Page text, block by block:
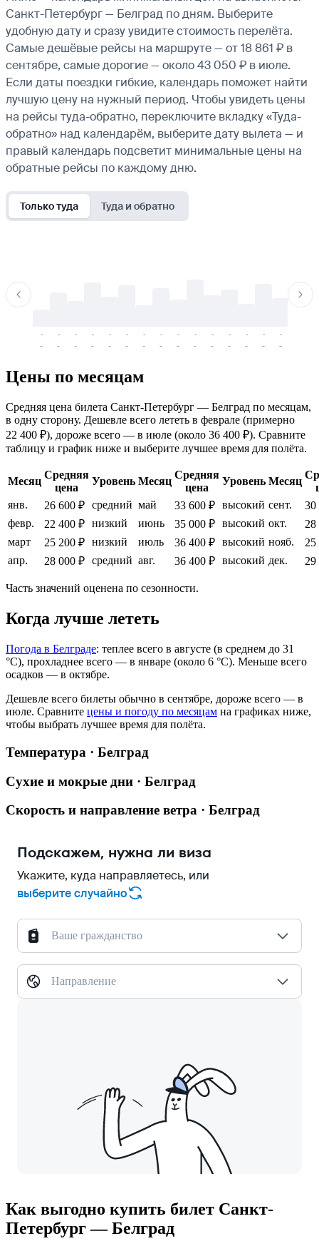
Санкт-Петербург — Белград по дням. Выберите
удобную дату и сразу увидите стоимость перелёта.
Самые дешёвые рейсы на маршруте — от 18 861 ₽ в
сентябре, самые дорогие — около 43 050 ₽ в июле.
Если даты поездки гибкие, календарь поможет найти
лучшую цену на нужный период. Чтобы увидеть цены
на рейсы туда-обратно, переключите вкладку «Туда-
обратно» над календарём, выберите дату вылета — и
правый календарь подсветит минимальные цены на
обратные рейсы по каждому дню.
Только туда Туда и обратно
-
-
-
-
-
-
-
-
-
-
-
-
-
-
-
-
-
-
-
-
-
-
-
-
-
-
-
-
-
-
Цены по месяцам
Средняя цена билета Санкт-Петербург — Белград по месяцам,
в одну сторону. Дешевле всего лететь в феврале (примерно
22 400 ₽), дороже всего — в июле (около 36 400 ₽). Сравните
таблицу и график ниже и выберите лучшее время для полёта.
Месяц
Средняя
цена
Уровень Месяц
Средняя
цена
Уровень Месяц
янв.
26 600 ₽ средний май 33 600 ₽ высокий сент.
30
февр.
22 400 ₽ низкий июнь 35 000 ₽ высокий окт.
28
март
25 200 ₽ низкий июль 36 400 ₽ высокий нояб.
25
апр.
28 000 ₽ средний авг. 36 400 ₽ высокий дек. 29
Часть значений оценена по сезонности.
Когда лучше лететь
Погода в Белграде: теплее всего в августе (в среднем до 31
°C), прохладнее всего — в январе (около 6 °C). Меньше всего
осадков — в октябре.
Дешевле всего билеты обычно в сентябре, дороже всего — в
июле. Сравните цены и погоду по месяцам на графиках ниже,
чтобы выбрать лучшее время для полёта.
Температура · Белград
Сухие и мокрые дни · Белград
Скорость и направление ветра · Белград
Подскажем, нужна ли виза
Укажите, куда направляетесь, или
выберите случайно
Ваше гражданство
Направление
Как выгодно купить билет Санкт-
Петербург — Белград